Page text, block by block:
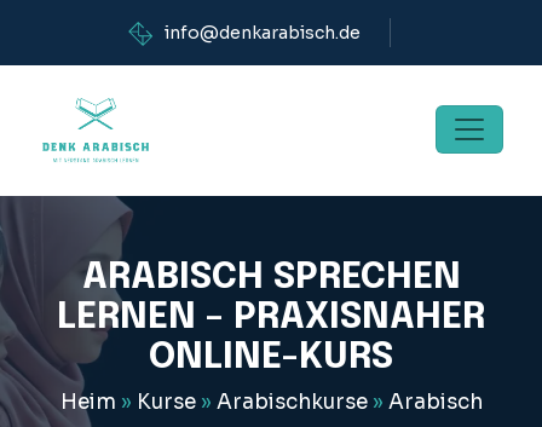
info@denkarabisch.de
ARABISCH SPRECHEN
LERNEN – PRAXISNAHER
ONLINE-KURS
Heim » Kurse» Arabischkurse» Arabisch